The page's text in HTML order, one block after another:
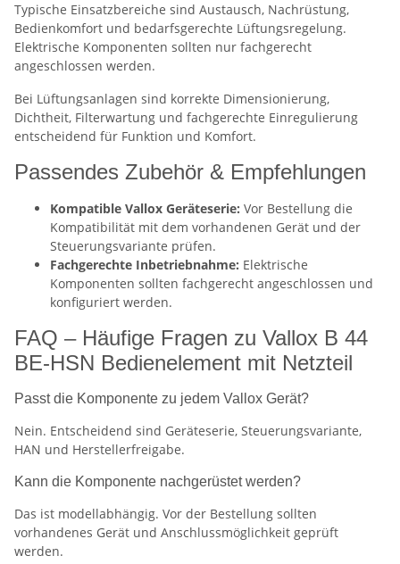
Typische Einsatzbereiche sind Austausch, Nachrüstung,
Bedienkomfort und bedarfsgerechte Lüftungsregelung.
Elektrische Komponenten sollten nur fachgerecht
angeschlossen werden.
Bei Lüftungsanlagen sind korrekte Dimensionierung,
Dichtheit, Filterwartung und fachgerechte Einregulierung
entscheidend für Funktion und Komfort.
Passendes Zubehör & Empfehlungen
Kompatible Vallox Geräteserie: Vor Bestellung die
Kompatibilität mit dem vorhandenen Gerät und der
Steuerungsvariante prüfen.
Fachgerechte Inbetriebnahme: Elektrische
Komponenten sollten fachgerecht angeschlossen und
konfiguriert werden.
FAQ – Häufige Fragen zu Vallox B 44
BE-HSN Bedienelement mit Netzteil
Passt die Komponente zu jedem Vallox Gerät?
Nein. Entscheidend sind Geräteserie, Steuerungsvariante,
HAN und Herstellerfreigabe.
Kann die Komponente nachgerüstet werden?
Das ist modellabhängig. Vor der Bestellung sollten
vorhandenes Gerät und Anschlussmöglichkeit geprüft
werden.